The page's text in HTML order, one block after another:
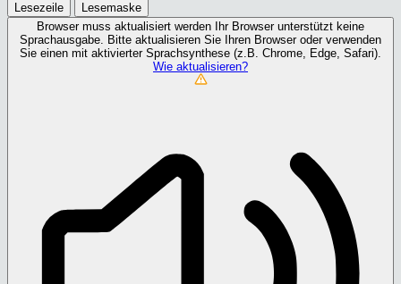
Lesezeile
Lesemaske
Browser muss aktualisiert werden
Ihr Browser unterstützt keine
Sprachausgabe. Bitte aktualisieren Sie Ihren Browser oder verwenden
Sie einen mit aktivierter Sprachsynthese (z.B. Chrome, Edge, Safari).
Wie aktualisieren?